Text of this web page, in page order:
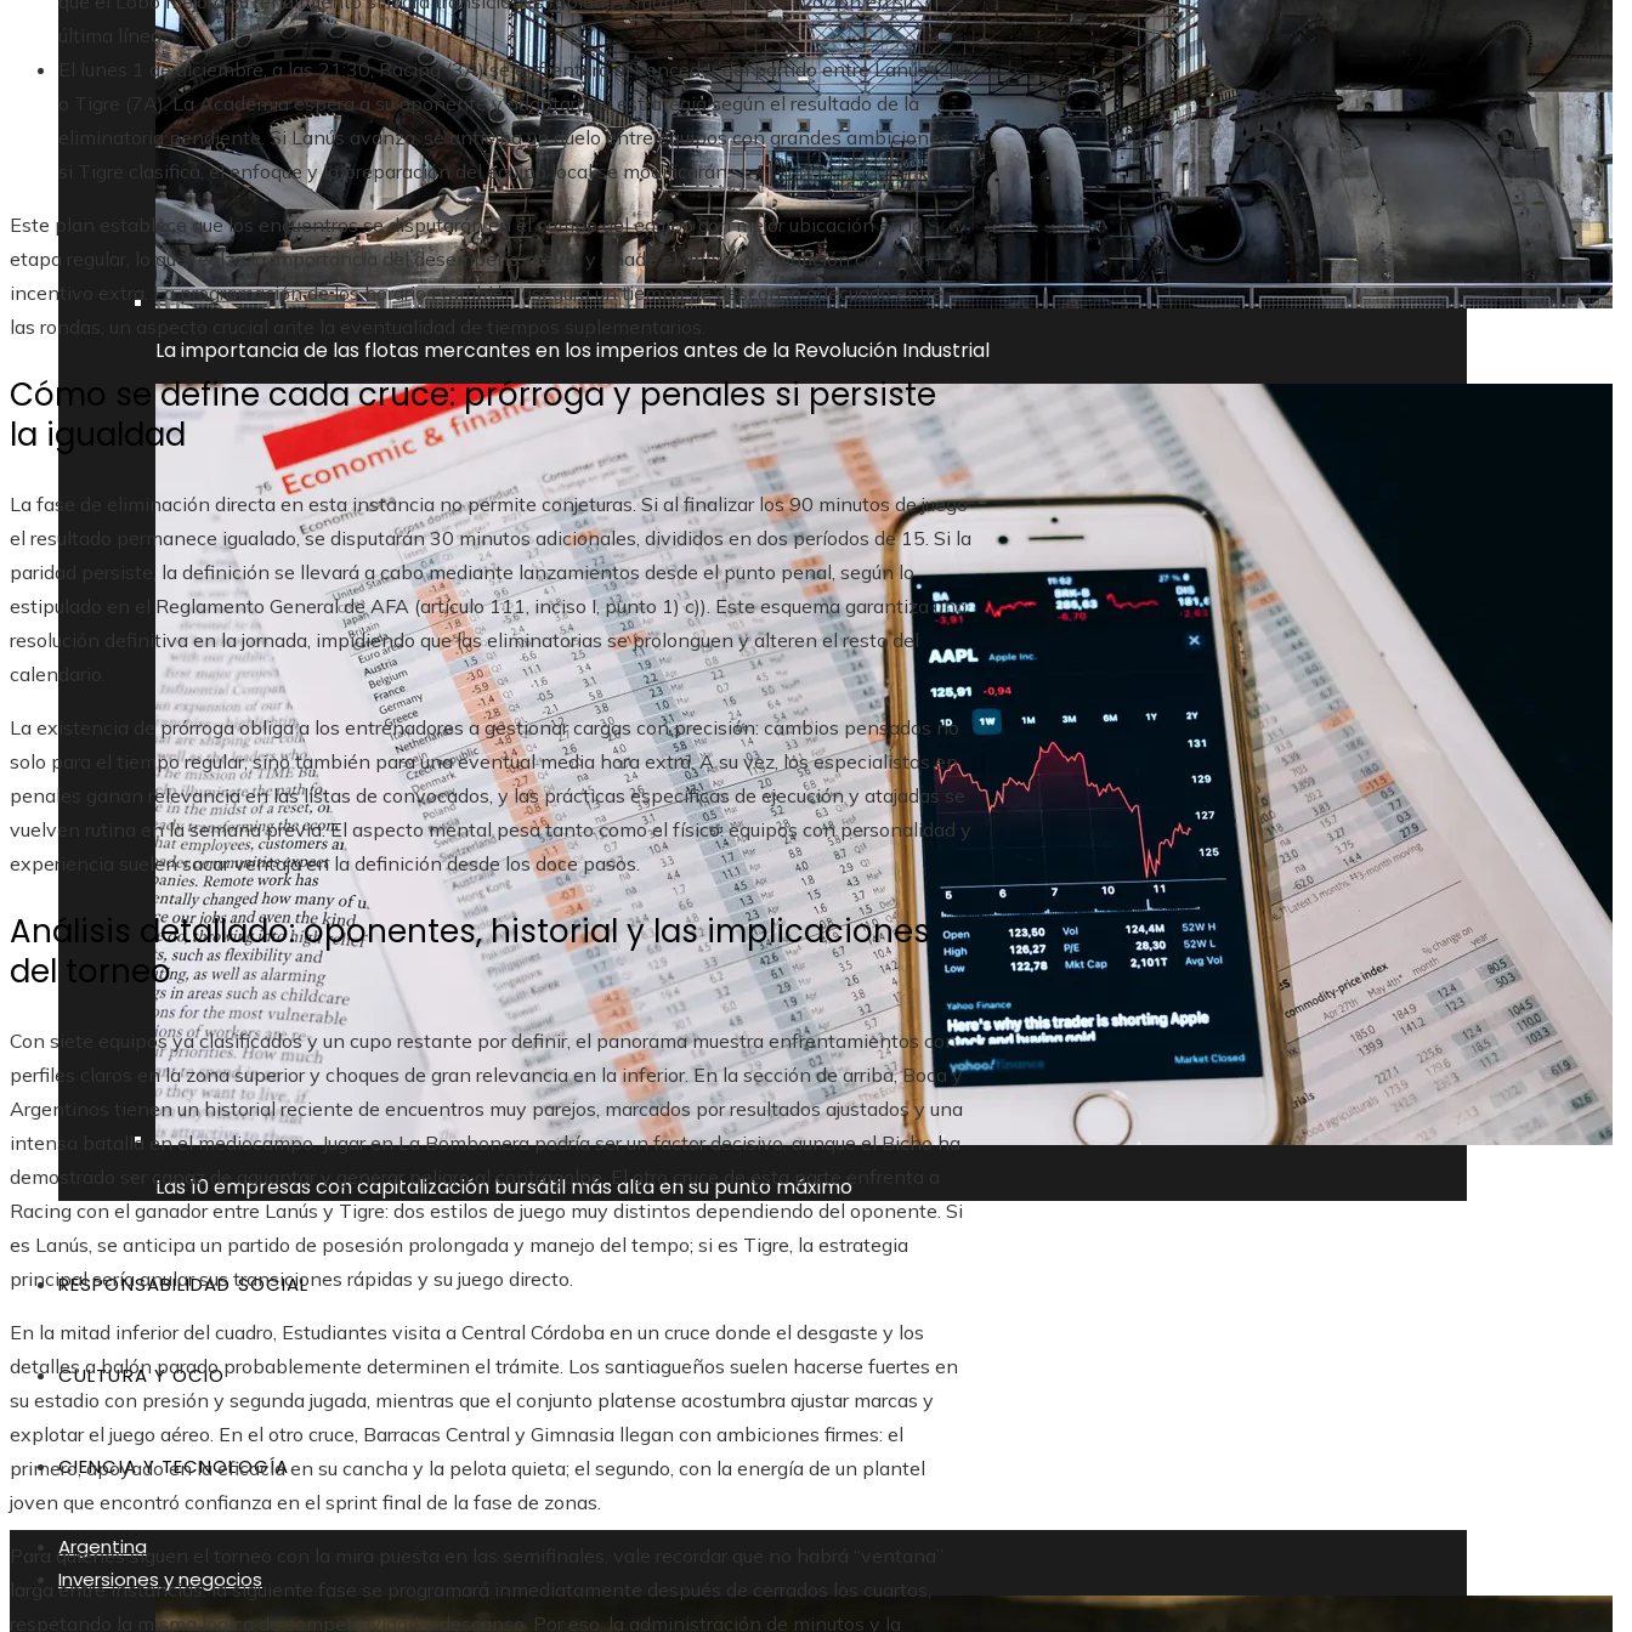
La importancia de las flotas mercantes en los imperios antes de la Revolución Industrial
Las 10 empresas con capitalización bursátil más alta en su punto máximo
RESPONSABILIDAD SOCIAL
CULTURA Y OCIO
CIENCIA Y TECNOLOGÍA
Argentina
Inversiones y negocios
última línea.
El lunes 1 de diciembre, a las 21:30, Racing (3A) se enfrentará al vencedor del partido entre Lanús (2B)
o Tigre (7A). La Academia espera a su oponente y adaptará su estrategia según el resultado de la
eliminatoria pendiente. Si Lanús avanza, se anticipa un duelo entre equipos con grandes ambiciones;
si Tigre clasifica, el enfoque y la preparación del equipo local se modificarán.
Este plan establece que los encuentros se disputarán en el campo del equipo con mejor ubicación en la
etapa regular, lo que realza la importancia del desempeño previo y añade el apoyo de la afición como un
incentivo extra. La programación de los horarios también asegura un tiempo de descanso adecuado entre
las rondas, un aspecto crucial ante la eventualidad de tiempos suplementarios.
Cómo se define cada cruce: prórroga y penales si persiste
la igualdad
La fase de eliminación directa en esta instancia no permite conjeturas. Si al finalizar los 90 minutos de juego
el resultado permanece igualado, se disputarán 30 minutos adicionales, divididos en dos períodos de 15. Si la
paridad persiste, la definición se llevará a cabo mediante lanzamientos desde el punto penal, según lo
estipulado en el Reglamento General de AFA (artículo 111, inciso I, punto 1) c)). Este esquema garantiza una
resolución definitiva en la jornada, impidiendo que las eliminatorias se prolonguen y alteren el resto del
calendario.
La existencia de prórroga obliga a los entrenadores a gestionar cargas con precisión: cambios pensados no
solo para el tiempo regular, sino también para una eventual media hora extra. A su vez, los especialistas en
penales ganan relevancia en las listas de convocados, y las prácticas específicas de ejecución y atajadas se
vuelven rutina en la semana previa. El aspecto mental pesa tanto como el físico: equipos con personalidad y
experiencia suelen sacar ventaja en la definición desde los doce pasos.
Análisis detallado: oponentes, historial y las implicaciones
del torneo
Con siete equipos ya clasificados y un cupo restante por definir, el panorama muestra enfrentamientos con
perfiles claros en la zona superior y choques de gran relevancia en la inferior. En la sección de arriba, Boca y
Argentinos tienen un historial reciente de encuentros muy parejos, marcados por resultados ajustados y una
intensa batalla en el mediocampo. Jugar en La Bombonera podría ser un factor decisivo, aunque el Bicho ha
demostrado ser capaz de aguantar y generar peligro al contragolpe. El otro cruce de esta parte enfrenta a
Racing con el ganador entre Lanús y Tigre: dos estilos de juego muy distintos dependiendo del oponente. Si
es Lanús, se anticipa un partido de posesión prolongada y manejo del tempo; si es Tigre, la estrategia
principal sería anular sus transiciones rápidas y su juego directo.
En la mitad inferior del cuadro, Estudiantes visita a Central Córdoba en un cruce donde el desgaste y los
detalles a balón parado probablemente determinen el trámite. Los santiagueños suelen hacerse fuertes en
su estadio con presión y segunda jugada, mientras que el conjunto platense acostumbra ajustar marcas y
explotar el juego aéreo. En el otro cruce, Barracas Central y Gimnasia llegan con ambiciones firmes: el
primero, apoyado en la eficacia en su cancha y la pelota quieta; el segundo, con la energía de un plantel
joven que encontró confianza en el sprint final de la fase de zonas.
Para quienes siguen el torneo con la mira puesta en las semifinales, vale recordar que no habrá “ventana”
larga entre instancias: la siguiente fase se programará inmediatamente después de cerrados los cuartos,
respetando la misma lógica de competitividad y descanso. Por eso, la administración de minutos y la